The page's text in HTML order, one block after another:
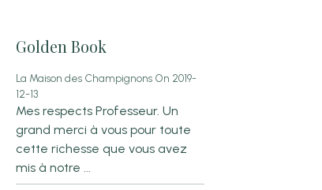
Golden Book
La Maison des Champignons On 2019-
12-13
Mes respects Professeur. Un
grand merci à vous pour toute
cette richesse que vous avez
mis à notre ...